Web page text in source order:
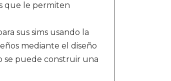
que le permiten
sus sims usando la
mediante el diseño
se puede construir una